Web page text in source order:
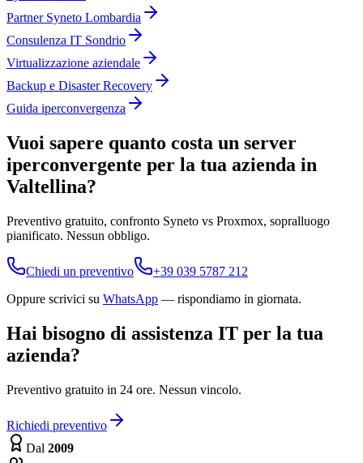
Partner Syneto Lombardia
Consulenza IT Sondrio
Virtualizzazione aziendale
Backup e Disaster Recovery
Guida iperconvergenza
Vuoi sapere quanto costa un server
iperconvergente per la tua azienda in
Valtellina?
Preventivo gratuito, confronto Syneto vs Proxmox, sopralluogo
pianificato. Nessun obbligo.
Chiedi un preventivo
+39 039 5787 212
Oppure scrivici su WhatsApp — rispondiamo in giornata.
Hai bisogno di assistenza IT per la tua
azienda?
Preventivo gratuito in 24 ore. Nessun vincolo.
Richiedi preventivo
Dal 2009